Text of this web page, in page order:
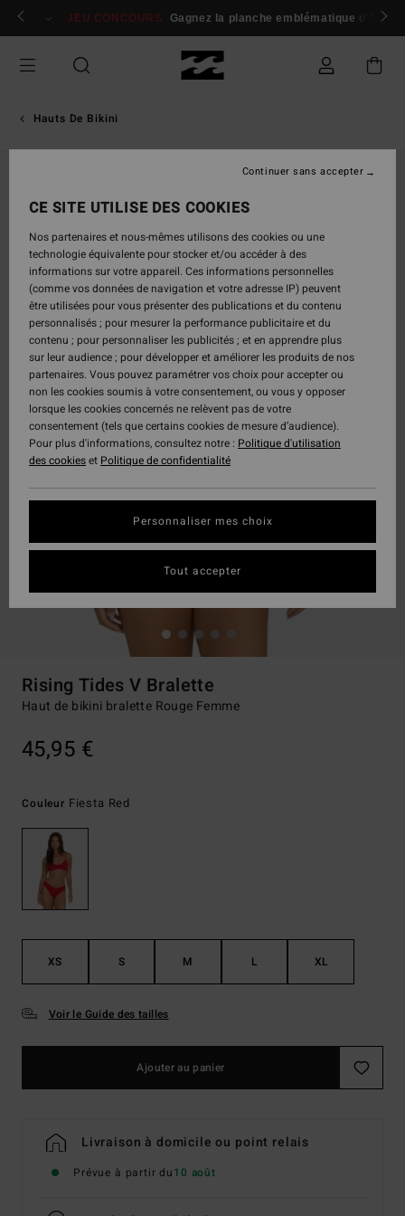
Passer
Se connecter / s'inscrire
JEU CONCOURS Gagnez la planche emblématique d'Andy
Hauts De Bikini
Rising Tides V Bralette
Haut de bikini bralette Rouge Femme
45,95 €
Couleur Fiesta Red
XS S M L XL
Voir le Guide des tailles
Ajouter au panier
Livraison à domicile ou point relais
Prévue à partir du10 août
CE SITE UTILISE DES COOKIES
Nos partenaires et nous-mêmes utilisons des cookies ou une
technologie équivalente pour stocker et/ou accéder à des
informations sur votre appareil. Ces informations personnelles
(comme vos données de navigation et votre adresse IP) peuvent
être utilisées pour vous présenter des publications et du contenu
personnalisés ; pour mesurer la performance publicitaire et du
contenu ; pour personnaliser les publicités ; et en apprendre plus
sur leur audience ; pour développer et améliorer les produits de nos
partenaires. Vous pouvez paramétrer vos choix pour accepter ou
non les cookies soumis à votre consentement, ou vous y opposer
lorsque les cookies concernés ne relèvent pas de votre
consentement (tels que certains cookies de mesure d’audience).
Pour plus d'informations, consultez notre : Politique d'utilisation
des cookieset Politique de confidentialité
Personnaliser mes choix
Continuer sans accepter
Tout accepter